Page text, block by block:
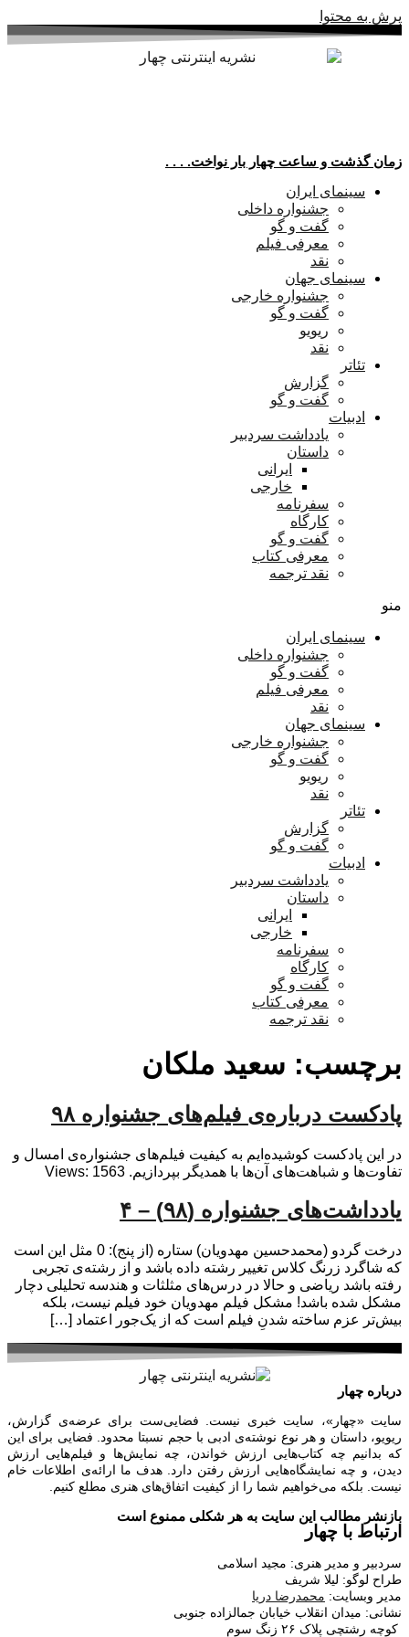
پرش به محتوا
زمان گذشت و ساعت چهار بار نواخت. . . .
سینمای ایران
جشنواره داخلی
گفت و گو
معرفی فیلم
نقد
سینمای جهان
جشنواره خارجی
گفت و گو
ریویو
نقد
تئاتر
گزارش
گفت و گو
ادبیات
یادداشت سردبیر
داستان
ایرانی
خارجی
سفرنامه
کارگاه
گفت و گو
معرفی کتاب
نقد ترجمه
منو
سینمای ایران
جشنواره داخلی
گفت و گو
معرفی فیلم
نقد
سینمای جهان
جشنواره خارجی
گفت و گو
ریویو
نقد
تئاتر
گزارش
گفت و گو
ادبیات
یادداشت سردبیر
داستان
ایرانی
خارجی
سفرنامه
کارگاه
گفت و گو
معرفی کتاب
نقد ترجمه
برچسب: سعید ملکان
پادکست درباره‌ی فیلم‌های جشنواره ۹۸
در این پادکست کوشیده‌ایم به کیفیت فیلم‌های جشنواره‌ی امسال و
تفاوت‌ها و شباهت‌های آن‌ها با همدیگر بپردازیم. Views: 1563
یادداشت‌های جشنواره (۹۸) – ۴
درخت گردو (محمدحسین مهدویان) ستاره (از پنج): 0 مثل این است
که شاگرد زرنگ کلاس تغییر رشته داده باشد و از رشته‌ی تجربی
رفته باشد ریاضی و حالا در درس‌های مثلثات و هندسه تحلیلی دچار
مشکل شده باشد! مشکل فیلم مهدویان خود فیلم نیست، بلکه
بیش‌تر عزم ساخته‌ شدنِ فیلم است که از یک‌جور اعتماد […]
درباره چهار
سایت «چهار»، سایت خبری نیست. فضایی‌ست برای عرضه‌ی گزارش‌،
ریویو، داستان و هر نوع نوشته‌ی ادبی با حجم نسبتا محدود. فضایی برای این
که بدانیم چه کتاب‌هایی ارزش خواندن، چه نمایش‌ها و فیلم‌هایی ارزش
دیدن، و چه نمایشگاه‌هایی ارزش رفتن دارد. هدف ما ارائه‌ی اطلاعات خام
نیست. بلکه می‌خواهیم شما را از کیفیت اتفاق‌های هنری مطلع کنیم.
بازنشر مطالب این سایت به هر شکلی ممنوع است
ارتباط با چهار
سردبیر و مدیر هنری: مجید اسلامی
طراح لوگو: لیلا شریف
مدیر وبسایت: محمدرضا دریا
نشانی: میدان انقلاب خیابان جمالزاده جنوبی
کوچه رشتچی پلاک ۲۶ زنگ سوم